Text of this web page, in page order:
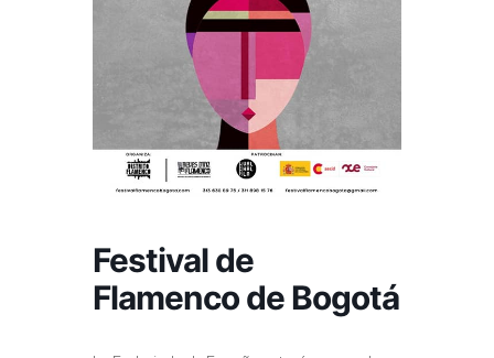
Festival de
Flamenco de Bogotá